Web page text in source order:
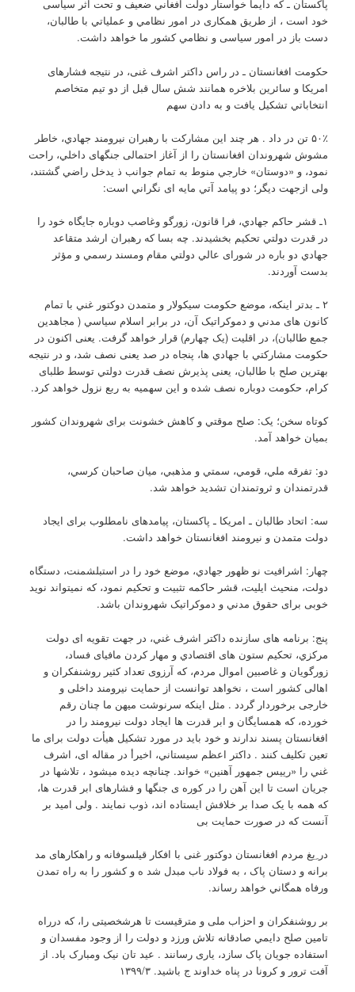
پاکستان ـ که دایمأ خواستار دولت افغاني ضعیف و تحت اثر سیاسی
خود است ، از طریق همکاری در امور نظامي و عملیاتي با طالبان،
دست باز در امور سیاسی و نظامي کشور ما خواهد داشت.
حکومت افغانستان ـ در راس داکتر اشرف غنی، در نتیجه فشارهای
امریکا و سائرین بلاخره همانند شش سال قبل از دو تیم متخاصم
انتخاباتي تشکیل یافت و به دادن سهم
۵۰٪ تن در داد . هر چند این مشارکت با رهبران نیرومند جهادي، خاطر
مشوش شهروندان افغانستان را از آغاز احتمالی جنگهای داخلي، راحت
نمود، و «دوستان» خارجي منوط به تمام جوانب ذ یدخل راضي گشتند،
ولی ازجهت دیگر؛ دو پیامد آتي مایه ای نگراني است:
۱ـ قشر حاکم جهادي، فرا قانون، زورگو وغاصب دوباره جایگاه خود را
در قدرت دولتي تحکیم بخشیدند. چه بسا که رهبران ارشد متقاعد
جهادي دو باره در شورای عالي دولتي مقام ومسند رسمي و مؤثر
بدست آوردند.
۲ ـ بدتر اینکه، موضع حکومت سیکولار و متمدن دوکتور غني با تمام
کانون های مدني و دموکراتیک آن، در برابر اسلام سیاسي ( مجاهدین
جمع طالبان)، در اقلیت (یک چهارم) قرار خواهد گرفت. یعنی اکنون در
حکومت مشارکتي با جهادي ها، پنجاه در صد یعنی نصف شد، و در نتیجه
بهترین صلح با طالبان، یعنی پذیرش نصف قدرت دولتي توسط طلبای
کرام، حکومت دوباره نصف شده و این سهمیه به ربع نزول خواهد کرد.
کوتاه سخن؛ یک: صلح موقتي و کاهش خشونت برای شهروندان کشور
بمیان خواهد آمد.
دو: تفرقه ملي، قومي، سمتي و مذهبي، میان صاحبان کرسي،
قدرتمندان و ثروتمندان تشدید خواهد شد.
سه: اتحاد طالبان ـ امریکا ـ پاکستان، پیامدهای نامطلوب برای ایجاد
دولت متمدن و نیرومند افغانستان خواهد داشت.
چهار: اشرافیت نو ظهور جهادي، موضع خود را در استبلشمنت، دستگاه
دولت، منحیث ایلیت، قشر حاکمه تثبیت و تحکیم نمود، که نمیتواند نوید
خوبی برای حقوق مدني و دموکراتیک شهروندان باشد.
پنج: برنامه های سازنده داکتر اشرف غني، در جهت تقویه ای دولت
مرکزي، تحکیم ستون های اقتصادي و مهار کردن مافیای فساد،
زورگویان و غاصبین اموال مردم، که آرزوی تعداد کثیر روشنفکران و
اهالی کشور است ، نخواهد توانست از حمایت نیرومند داخلی و
خارجی برخوردار گردد . مثل اینکه سرنوشت میهن ما چنان رقم
خورده، که همسایگان و ابر قدرت ها ایجاد دولت نیرومند را در
افغانستان پسند ندارند و خود باید در مورد تشکیل هیأت دولت برای ما
تعین تکلیف کنند . داکتر اعظم سیستاني، اخیرأ در مقاله ای، اشرف
غني را «رییس جمهور آهنین» خواند. چنانچه دیده میشود ، تلاشها در
جریان است تا این آهن را در کوره ی جنگها و فشارهای ابر قدرت ها،
که همه با یک صدا بر خلافش ایستاده اند، ذوب نمایند . ولی امید بر
آنست که در صورت حمایت بی
در ِیغ مردم افغانستان دوکتور غنی با افکار قیلسوفانه و راهکارهای مد
برانه و دستان پاک ، به فولاد ناب مبدل شد ه و کشور را به راه تمدن
ورفاه همگاني خواهد رساند.
بر روشنفکران و احزاب ملی و مترقیست تا هرشخصیتی را، که درراه
تامین صلح دایمي صادقانه تلاش ورزد و دولت را از وجود مفسدان و
استفاده جویان پاک سازد، یاری رسانند . عید تان نیک ومبارک باد. از
آفت ترور و کرونا در پناه خداوند ج باشید. ۱۳۹۹/۳